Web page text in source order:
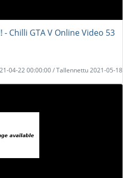
- Chilli GTA V Online Video 53
04-22 00:00:00 / Tallennettu 2021-05-18